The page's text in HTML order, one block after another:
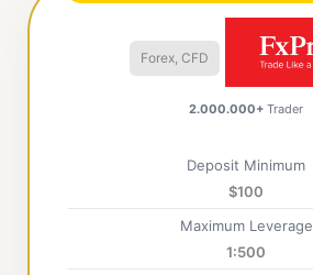
Forex, CFD
2.000.000+ Trader
Deposit Minimum
$100
Maximum Leverage
1:500